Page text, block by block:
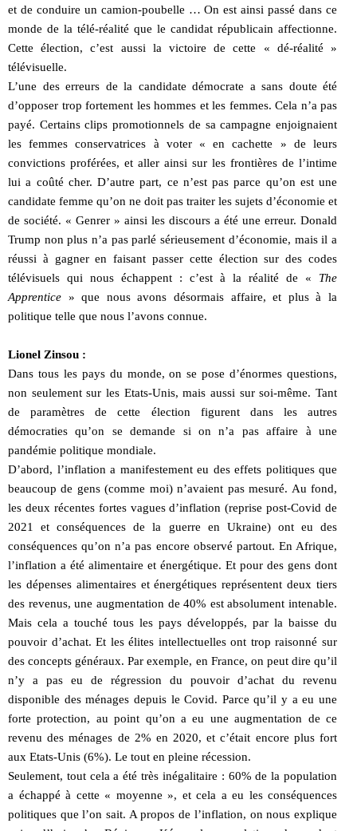
et de conduire un camion-poubelle … On est ainsi passé dans ce
monde de la télé-réalité que le candidat républicain affectionne.
Cette élection, c’est aussi la victoire de cette « dé-réalité »
télévisuelle.
L’une des erreurs de la candidate démocrate a sans doute été
d’opposer trop fortement les hommes et les femmes. Cela n’a pas
payé. Certains clips promotionnels de sa campagne enjoignaient
les femmes conservatrices à voter « en cachette » de leurs
convictions proférées, et aller ainsi sur les frontières de l’intime
lui a coûté cher. D’autre part, ce n’est pas parce qu’on est une
candidate femme qu’on ne doit pas traiter les sujets d’économie et
de société. « Genrer » ainsi les discours a été une erreur. Donald
Trump non plus n’a pas parlé sérieusement d’économie, mais il a
réussi à gagner en faisant passer cette élection sur des codes
télévisuels qui nous échappent : c’est à la réalité de « The
Apprentice » que nous avons désormais affaire, et plus à la
politique telle que nous l’avons connue.
Lionel Zinsou :
Dans tous les pays du monde, on se pose d’énormes questions,
non seulement sur les Etats-Unis, mais aussi sur soi-même. Tant
de paramètres de cette élection figurent dans les autres
démocraties qu’on se demande si on n’a pas affaire à une
pandémie politique mondiale.
D’abord, l’inflation a manifestement eu des effets politiques que
beaucoup de gens (comme moi) n’avaient pas mesuré. Au fond,
les deux récentes fortes vagues d’inflation (reprise post-Covid de
2021 et conséquences de la guerre en Ukraine) ont eu des
conséquences qu’on n’a pas encore observé partout. En Afrique,
l’inflation a été alimentaire et énergétique. Et pour des gens dont
les dépenses alimentaires et énergétiques représentent deux tiers
des revenus, une augmentation de 40% est absolument intenable.
Mais cela a touché tous les pays développés, par la baisse du
pouvoir d’achat. Et les élites intellectuelles ont trop raisonné sur
des concepts généraux. Par exemple, en France, on peut dire qu’il
n’y a pas eu de régression du pouvoir d’achat du revenu
disponible des ménages depuis le Covid. Parce qu’il y a eu une
forte protection, au point qu’on a eu une augmentation de ce
revenu des ménages de 2% en 2020, et c’était encore plus fort
aux Etats-Unis (6%). Le tout en pleine récession.
Seulement, tout cela a été très inégalitaire : 60% de la population
a échappé à cette « moyenne », et cela a eu les conséquences
politiques que l’on sait. A propos de l’inflation, on nous explique